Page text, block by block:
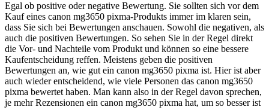
Egal ob positive oder negative Bewertung. Sie sollten sich vor dem
Kauf eines canon mg3650 pixma-Produkts immer im klaren sein,
dass Sie sich bei Bewertungen anschauen. Sowohl die negativen, als
auch die positiven Bewertungen. So sehen Sie in der Regel direkt
die Vor- und Nachteile vom Produkt und können so eine bessere
Kaufentscheidung reffen. Meistens geben die positiven
Bewertungen an, wie gut ein canon mg3650 pixma ist. Hier ist aber
auch wieder entscheidend, wie viele Personen das canon mg3650
pixma bewertet haben. Man kann also in der Regel davon sprechen,
je mehr Rezensionen ein canon mg3650 pixma hat, um so besser ist